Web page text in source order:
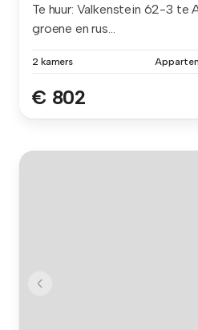
Te huur: Valkenstein 62-3 te
groene en rus...
2 kamers
€ 802